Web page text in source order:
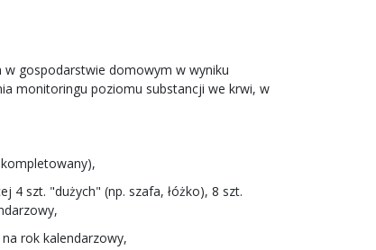
w gospodarstwie domowym w wyniku
monitoringu poziomu substancji we krwi, w
4 szt. "dużych" (np. szafa, łóżko), 8 szt.
rok kalendarzowy,